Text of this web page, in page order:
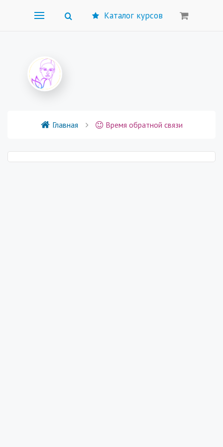
Каталог курсов
Главная Время обратной связи